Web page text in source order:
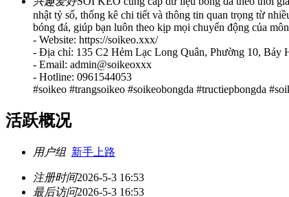
nhật tỷ số, thống kê chi tiết và thông tin quan trọng từ
bóng đá, giúp bạn luôn theo kịp mọi chuyển động của
- Website: https://soikeo.xxx/
- Địa chỉ: 135 C2 Hẻm Lạc Long Quân, Phường 10, Bảy
- Email: admin@soikeoxxx
- Hotline: 0961544053
#soikeo #trangsoikeo #soikeobongda #tructiepbongda
活跃概况
用户组 新手上路
注册时间2026-5-3 16:53
最后访问2026-5-3 16:53